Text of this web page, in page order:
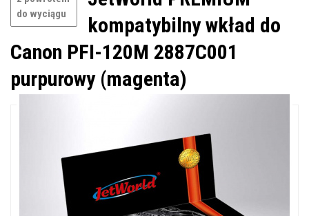
do wyciągu
kompatybilny wkład do
Canon PFI-120M 2887C001
purpurowy (magenta)